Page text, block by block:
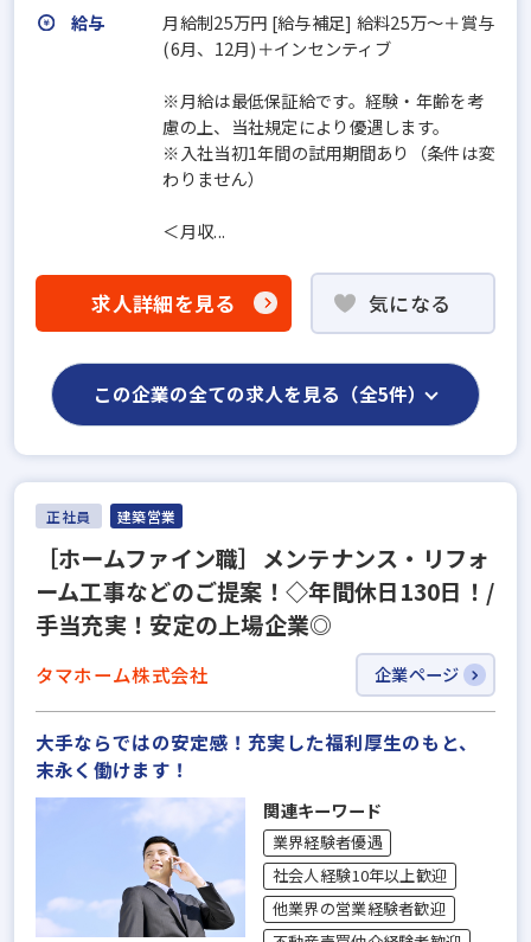
給与
月給制25万円 [給与補足] 給料25万〜＋賞与
(6月、12月)＋インセンティブ
※月給は最低保証給です。経験・年齢を考
慮の上、当社規定により優遇します。
※入社当初1年間の試用期間あり（条件は変
わりません）
＜月収...
求人詳細を見る 気になる
この企業の全ての求人を見る（全5件）
正社員 建築営業
［ホームファイン職］メンテナンス・リフォ
ーム工事などのご提案！◇年間休日130日！/
手当充実！安定の上場企業◎
タマホーム株式会社 企業ページ
大手ならではの安定感！充実した福利厚生のもと、
末永く働けます！
関連キーワード
業界経験者優遇
社会人経験10年以上歓迎
他業界の営業経験者歓迎